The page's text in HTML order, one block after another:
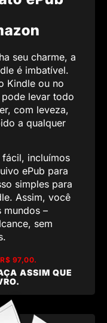
seu charme, a
é imbatível.
Kindle ou no
levar todo
com leveza,
a qualquer
fácil, incluímos
ePub para
simples para
Assim, você
–
sem
97,00.
ASSIM QUE